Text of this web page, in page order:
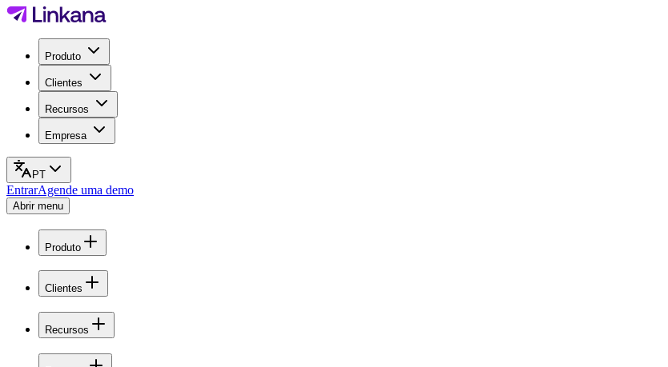
Produto
Clientes
Recursos
Empresa
PT
EntrarAgende uma demo
Abrir menu
Produto
Clientes
Recursos